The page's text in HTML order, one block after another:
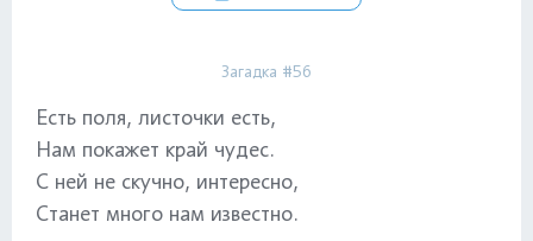
Загадка #56
Есть поля, листочки есть,
Нам покажет край чудес.
С ней не скучно, интересно,
Станет много нам известно.